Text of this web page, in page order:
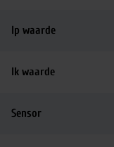
Ip waarde
Ik waarde
Sensor